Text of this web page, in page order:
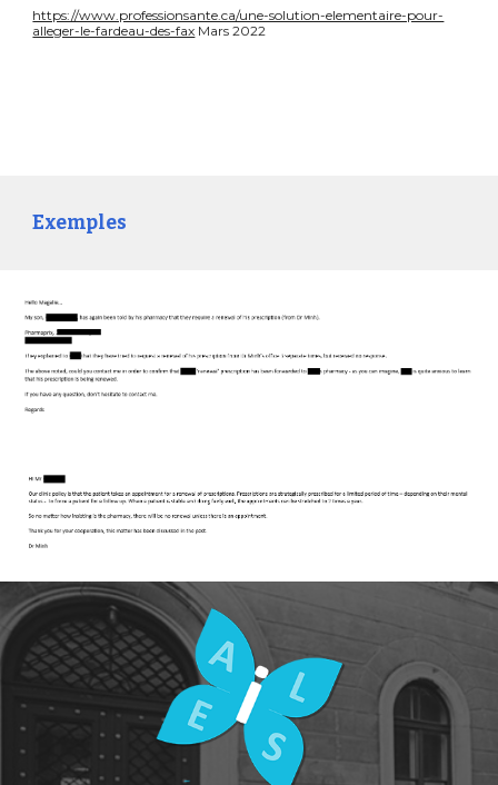
https://www.professionsante.ca/une-solution-elementaire-pour-
alleger-le-fardeau-des-fax Mars 2022
Exemples